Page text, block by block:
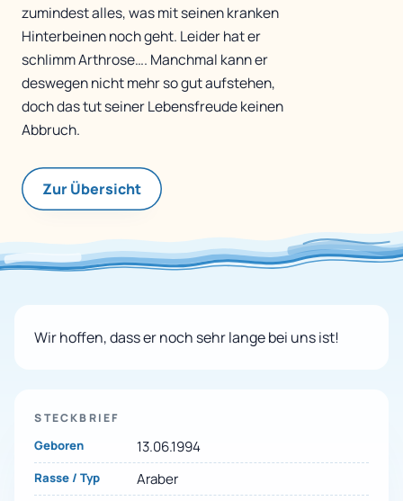
zumindest alles, was mit seinen kranken
Hinterbeinen noch geht. Leider hat er
schlimm Arthrose…. Manchmal kann er
deswegen nicht mehr so gut aufstehen,
doch das tut seiner Lebensfreude keinen
Abbruch.
Zur Übersicht
Wir hoffen, dass er noch sehr lange bei uns ist!
STECKBRIEF
Geboren 13.06.1994
Rasse / Typ Araber